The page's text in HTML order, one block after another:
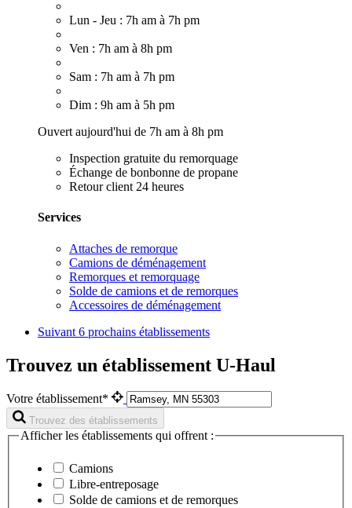
Lun - Jeu : 7h am à 7h pm
Ven : 7h am à 8h pm
Sam : 7h am à 7h pm
Dim : 9h am à 5h pm
Ouvert aujourd'hui de 7h am à 8h pm
Inspection gratuite du remorquage
Échange de bonbonne de propane
Retour client 24 heures
Services
Attaches de remorque
Camions de déménagement
Remorques et remorquage
Solde de camions et de remorques
Accessoires de déménagement
Suivant 6 prochains établissements
Trouvez un établissement U-Haul
Votre établissement*
Trouvez des établissements
Afficher les établissements qui offrent :
Camions
Libre-entreposage
Solde de camions et de remorques